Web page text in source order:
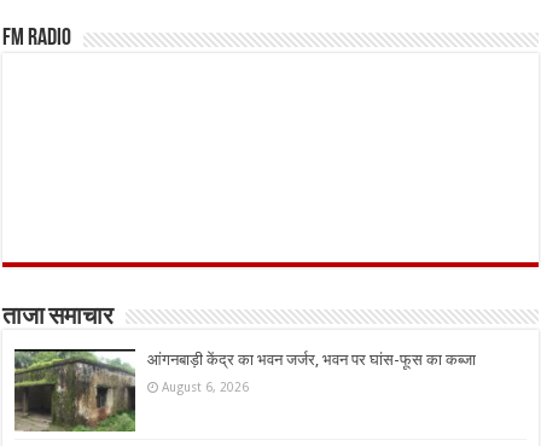
FM Radio
ताजा समाचार
आंगनबाड़ी केंद्र का भवन जर्जर, भवन पर घांस-फूस का कब्जा
August 6, 2026